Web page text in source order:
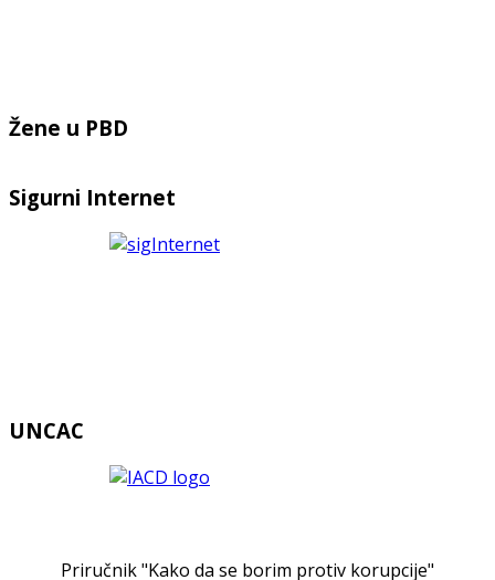
Žene u PBD
Sigurni Internet
UNCAC
Priručnik "Kako da se borim protiv korupcije"